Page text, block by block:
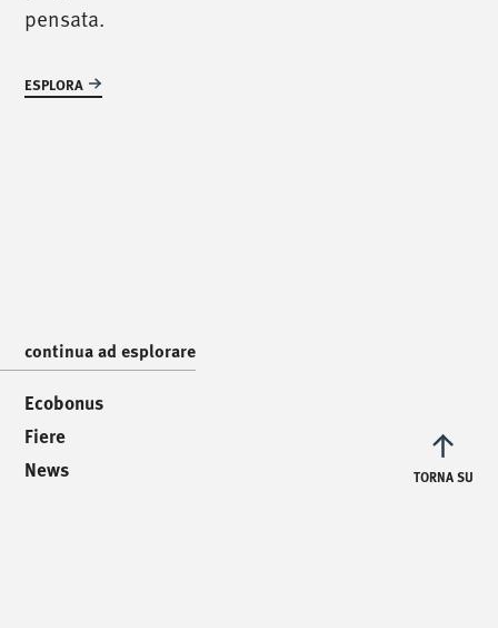
pensata.
ESPLORA
continua ad esplorare
Ecobonus
Fiere
News
TORNA SU
/